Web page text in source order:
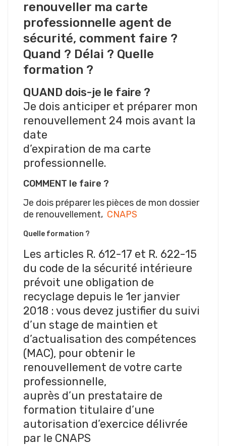
renouveller ma carte
professionnelle agent de
sécurité, comment faire ?
Quand ? Délai ? Quelle
formation ?
QUAND dois-je le faire ?
Je dois anticiper et préparer mon
renouvellement 24 mois avant la
date
d’expiration de ma carte
professionnelle.
COMMENT le faire ?
Je dois préparer les pièces de mon dossier
de renouvellement, CNAPS
Quelle formation ?
Les articles R. 612-17 et R. 622-15
du code de la sécurité intérieure
prévoit une obligation de
recyclage depuis le 1er janvier
2018 : vous devez justifier du suivi
d’un stage de maintien et
d’actualisation des compétences
(MAC), pour obtenir le
renouvellement de votre carte
professionnelle,
auprès d’un prestataire de
formation titulaire d’une
autorisation d’exercice délivrée
par le CNAPS